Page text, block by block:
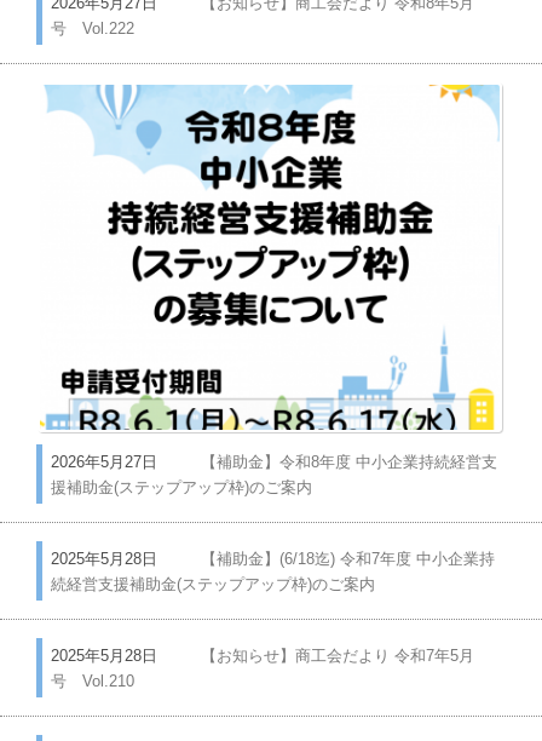
号 Vol.222
2026年5月27日
【補助金】令和8年度 中小企業持続経営支
援補助金(ステップアップ枠)のご案内
2025年5月28日
【補助金】(6/18迄) 令和7年度 中小企業持
続経営支援補助金(ステップアップ枠)のご案内
2025年5月28日
【お知らせ】商工会だより 令和7年5月
号 Vol.210